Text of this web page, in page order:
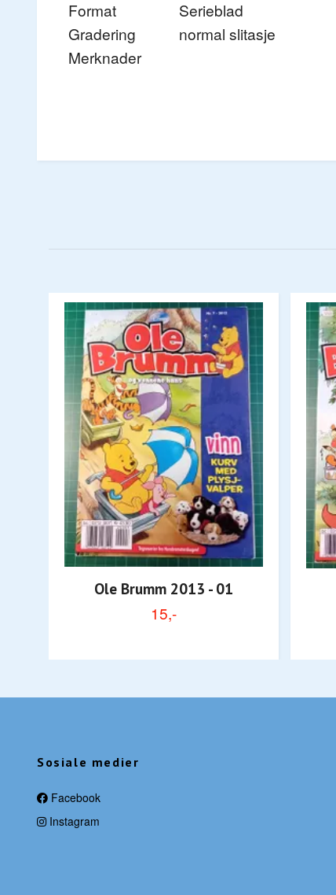
Format
Serieblad
Gradering
normal slitasje
Merknader
Ole Brumm 2013 - 01
15,-
Sosiale medier
Facebook
Instagram